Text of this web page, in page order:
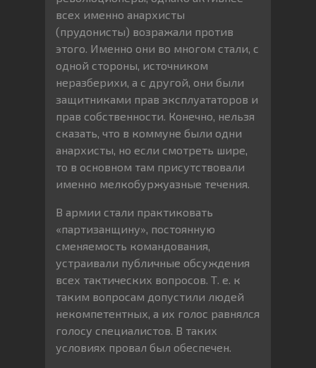
всех именно анархисты
(прудонисты) возражали против
этого. Именно они во многом стали, с
одной стороны, источником
неразберихи, а с другой, они были
защитниками прав эксплуататоров и
прав собственности. Конечно, нельзя
сказать, что в коммуне были одни
анархисты, но если смотреть шире,
то в основном там присутствовали
именно мелкобуржуазные течения.
В армии стали практиковать
«партизанщину», постоянную
сменяемость командования,
устраивали публичные обсуждения
всех тактических вопросов. Т. е. к
таким вопросам допустили людей
некомпетентных, а их голос равнялся
голосу специалистов. В таких
условиях провал был обеспечен.